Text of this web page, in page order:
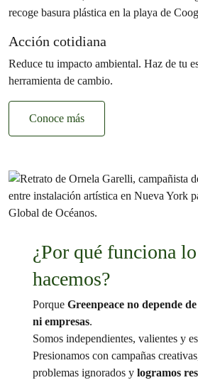
Acción cotidiana
Reduce tu impacto ambiental. Haz de tu
herramienta de cambio.
Conoce más
¿Por qué funciona
hacemos?
Porque Greenpeace no depende
ni empresas.
Somos independientes, valientes y
Presionamos con campañas
problemas ignorados y logramos